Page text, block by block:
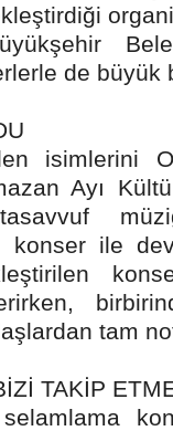
de büyük
Ayı
konser ile
tam
TAKİP